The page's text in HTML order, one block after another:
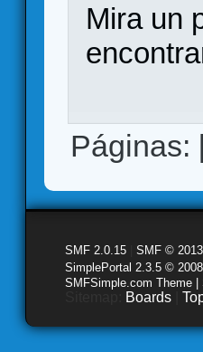
Mira un
Páginas:
SMF 2.0.15 SMF © 2013
SimplePortal 2.3.5 ©
SMFSimple.com Theme |
Boards